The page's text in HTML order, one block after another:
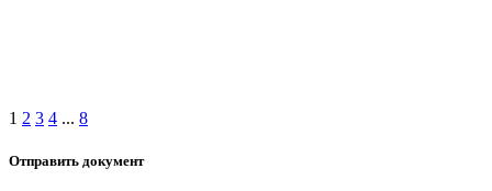
1 2 3 4 ... 8
Отправить документ